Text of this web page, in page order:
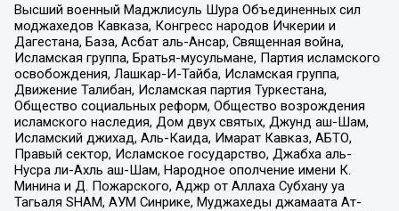
Высший военный Маджлисуль Шура Объединенных сил
моджахедов Кавказа, Конгресс народов Ичкерии и
Дагестана, База, Асбат аль-Ансар, Священная война,
Исламская группа, Братья-мусульмане, Партия исламского
освобождения, Лашкар-И-Тайба, Исламская группа,
Движение Талибан, Исламская партия Туркестана,
Общество социальных реформ, Общество возрождения
исламского наследия, Дом двух святых, Джунд аш-Шам,
Исламский джихад, Аль-Каида, Имарат Кавказ, АБТО,
Правый сектор, Исламское государство, Джабха аль-
Нусра ли-Ахль аш-Шам, Народное ополчение имени К.
Минина и Д. Пожарского, Аджр от Аллаха Субхану уа
Тагьаля SHAM, АУМ Синрике, Муджахеды джамаата Ат-